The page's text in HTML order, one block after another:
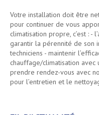
Votre installation doit être
pour continuer de vous
climatisation propre, c’est : -
garantir la pérennité de son
techniciens - maintenir
chauffage/climatisation avec
prendre rendez-vous avec
pour l’entretien et le